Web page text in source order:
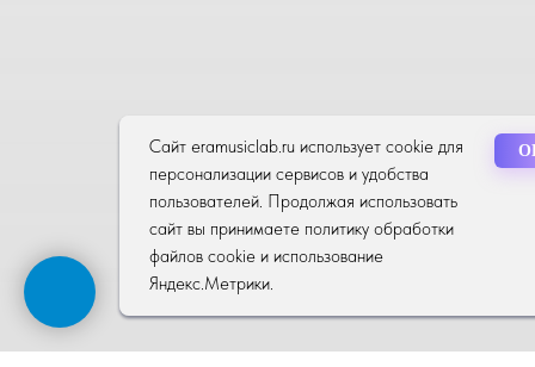
Сайт eramusiclab.ru использует cookie для
персонализации сервисов и удобства
пользователей. Продолжая использовать
сайт вы принимаете политику обработки
файлов cookie и использование
Яндекс.Метрики.
Сайт eramusiclab.ru использует cookie для
персонализации сервисов и удобства
пользователей. Продолжая использовать
сайт вы принимаете политику обработки
файлов cookie и использование
Яндекс.Метрики.